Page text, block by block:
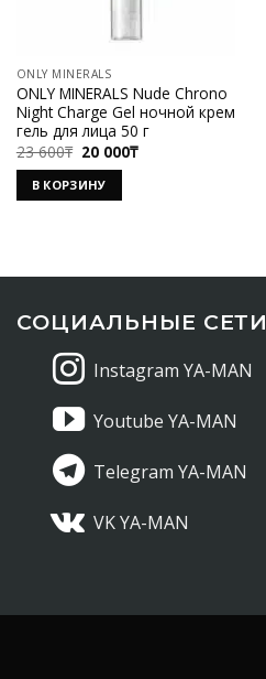
ONLY MINERALS
ONLY MINERALS Nude Chrono
Night Charge Gel ночной крем
гель для лица 50 г
23 600₸ Первоначальная
цена
составляла
23
600₸.
20 000₸Текущая
В КОРЗИНУ
СОЦИАЛЬНЫЕ СЕТИ
Instagram YA-MAN
Youtube YA-MAN
Telegram YA-MAN
VK YA-MAN